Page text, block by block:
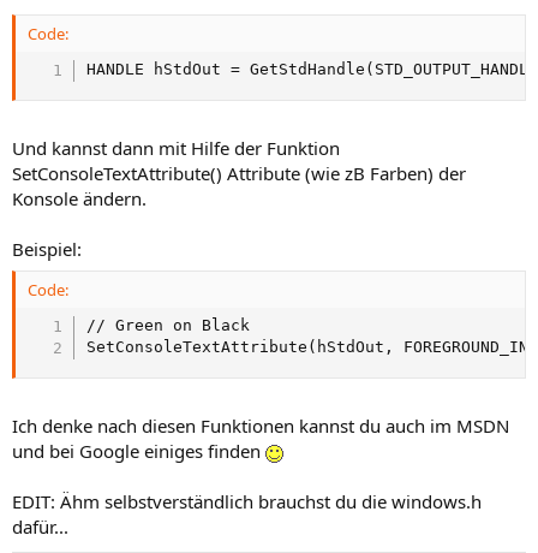
Code:
HANDLE hStdOut =
Und kannst dann mit Hilfe der Funktion
SetConsoleTextAttribute() Attribute (wie zB Farben) der
Konsole ändern.
Beispiel:
Code:
// Green on Black
SetConsoleTextAttribute(hStdOut,
Ich denke nach diesen Funktionen kannst du auch im MSDN
und bei Google einiges finden
EDIT: Ähm selbstverständlich brauchst du die windows.h
dafür...